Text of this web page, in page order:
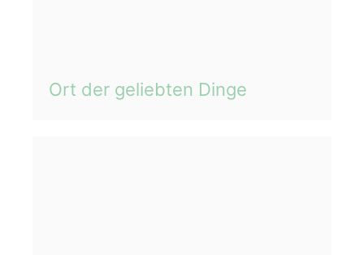
Ort der geliebten Dinge